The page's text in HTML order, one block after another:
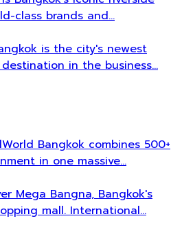
class brands and…
is the city's newest
in the business…
Bangkok combines 500+
in one massive…
Mega Bangna, Bangkok's
mall. International…